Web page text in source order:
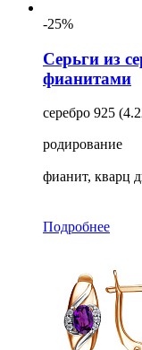
-25%
Серьги из
фианитами
серебро 925
родирование
фианит, кварц
Подробнее